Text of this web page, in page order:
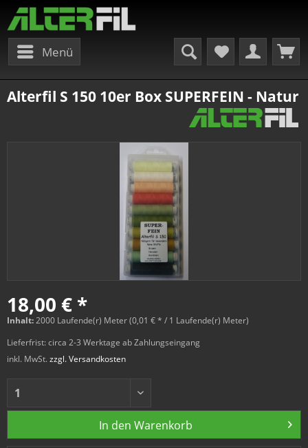
Menü
Alterfil S 150 10er Box SUPERFEIN - Natur
18,00 € *
Inhalt:2000 Laufende(r) Meter (0,01 € * / 1 Laufende(r) Meter)
Lieferfrist: circa 2-3 Werktage ab Zahlungseingang
inkl. MwSt. zzgl. Versandkosten
In den Warenkorb